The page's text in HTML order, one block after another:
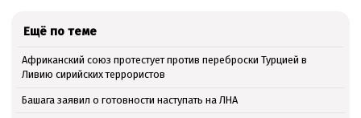
Ещё по теме
Африканский союз протестует против переброски Турцией в
Ливию сирийских террористов
Башага заявил о готовности наступать на ЛНА